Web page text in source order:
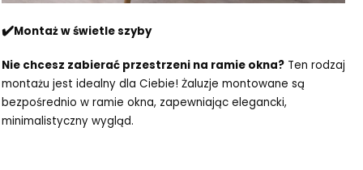
✔️Montaż w świetle szyby
Nie chcesz zabierać przestrzeni na ramie okna? Ten rodzaj
montażu jest idealny dla Ciebie! Żaluzje montowane są
bezpośrednio w ramie okna, zapewniając elegancki,
minimalistyczny wygląd.